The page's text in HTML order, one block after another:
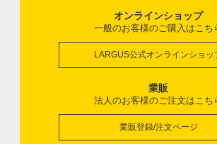
オンラインショップ
一般のお客様のご購入はこち
LARGUS公式オンラインショッ
業販
法人のお客様のご注文はこち
業販登録/注文ページ